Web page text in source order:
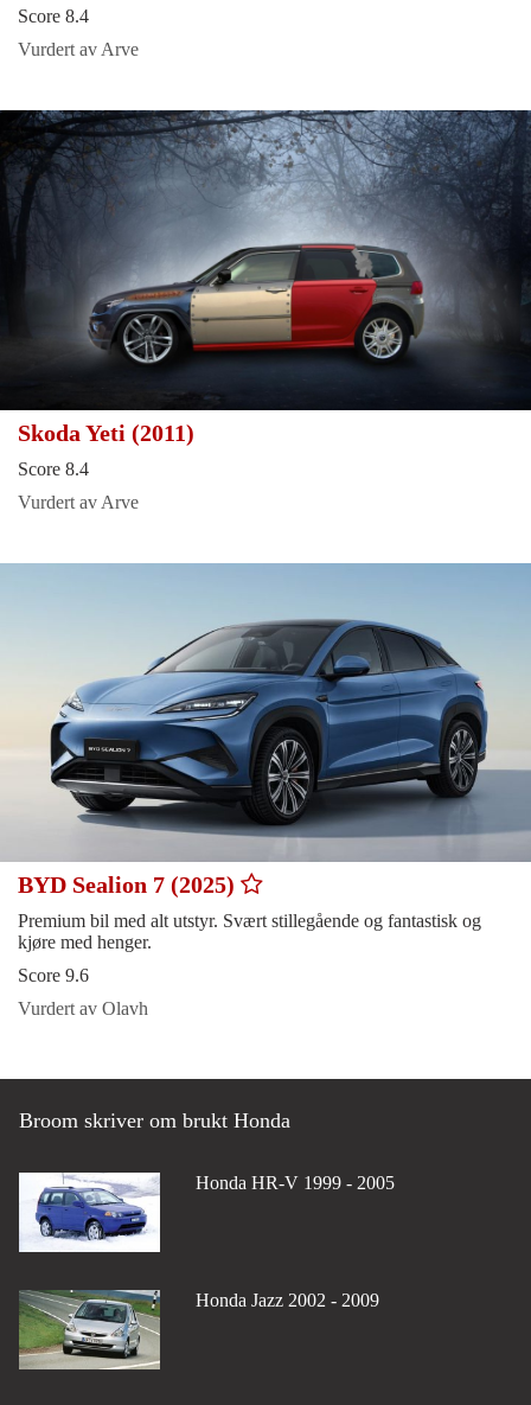
Score 8.4
Vurdert av Arve
Skoda Yeti (2011)
Score 8.4
Vurdert av Arve
BYD Sealion 7 (2025)
Premium bil med alt utstyr. Svært stillegående og fantastisk og
kjøre med henger.
Score 9.6
Vurdert av Olavh
Broom skriver om brukt Honda
Honda HR-V 1999 - 2005
Honda Jazz 2002 - 2009